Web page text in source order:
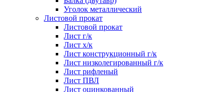
Уголок металлический
Листовой прокат
Листовой прокат
Лист г/к
Лист х/к
Лист конструкционный г/к
Лист низколегированный г/к
Лист рифленый
Лист ПВЛ
Лист оцинкованный